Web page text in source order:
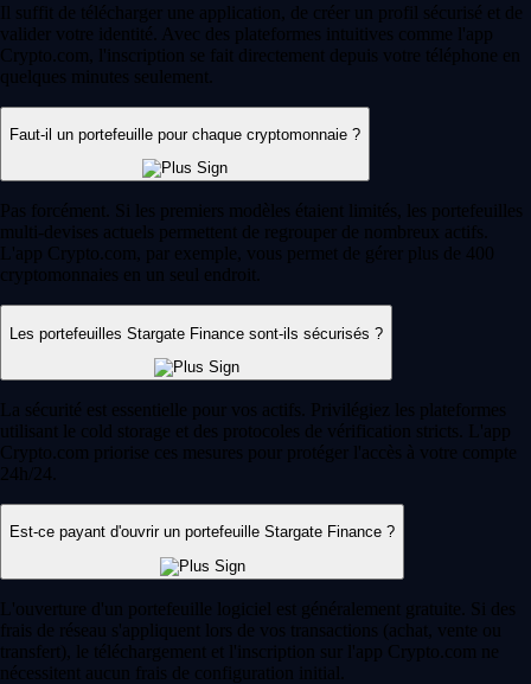
Il suffit de télécharger une application, de créer un profil sécurisé et de
valider votre identité. Avec des plateformes intuitives comme l'app
Crypto.com, l'inscription se fait directement depuis votre téléphone en
quelques minutes seulement.
Faut-il un portefeuille pour chaque cryptomonnaie ?
Pas forcément. Si les premiers modèles étaient limités, les portefeuilles
multi-devises actuels permettent de regrouper de nombreux actifs.
L'app Crypto.com, par exemple, vous permet de gérer plus de 400
cryptomonnaies en un seul endroit.
Les portefeuilles Stargate Finance sont-ils sécurisés ?
La sécurité est essentielle pour vos actifs. Privilégiez les plateformes
utilisant le cold storage et des protocoles de vérification stricts. L'app
Crypto.com priorise ces mesures pour protéger l'accès à votre compte
24h/24.
Est-ce payant d'ouvrir un portefeuille Stargate Finance ?
L'ouverture d'un portefeuille logiciel est généralement gratuite. Si des
frais de réseau s'appliquent lors de vos transactions (achat, vente ou
transfert), le téléchargement et l'inscription sur l'app Crypto.com ne
nécessitent aucun frais de configuration initial.